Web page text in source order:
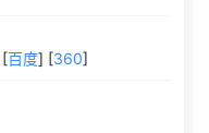
[百度] [360]